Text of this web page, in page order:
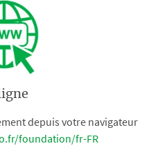
depuis votre navigateur
foundation/fr-FR